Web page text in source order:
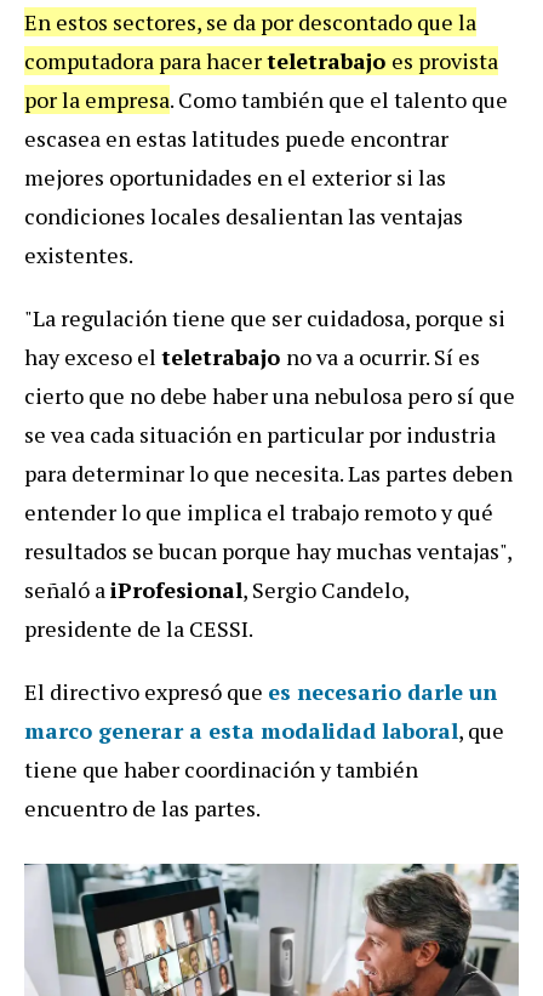
En estos sectores, se da por descontado que la
computadora para hacerteletrabajo es provista
por la empresa. Como también que el talento que
escasea en estas latitudes puede encontrar
mejores oportunidades en el exterior si las
condiciones locales desalientan las ventajas
existentes.
"La regulación tiene que ser cuidadosa, porque si
hay exceso el teletrabajo no va a ocurrir. Sí es
cierto que no debe haber una nebulosa pero sí que
se vea cada situación en particular por industria
para determinar lo que necesita. Las partes deben
entender lo que implica el trabajo remoto y qué
resultados se bucan porque hay muchas ventajas",
señaló aiProfesional, Sergio Candelo,
presidente de la CESSI.
El directivo expresó que es necesario darle un
marco generar a esta modalidad laboral, que
tiene que haber coordinación y también
encuentro de las partes.